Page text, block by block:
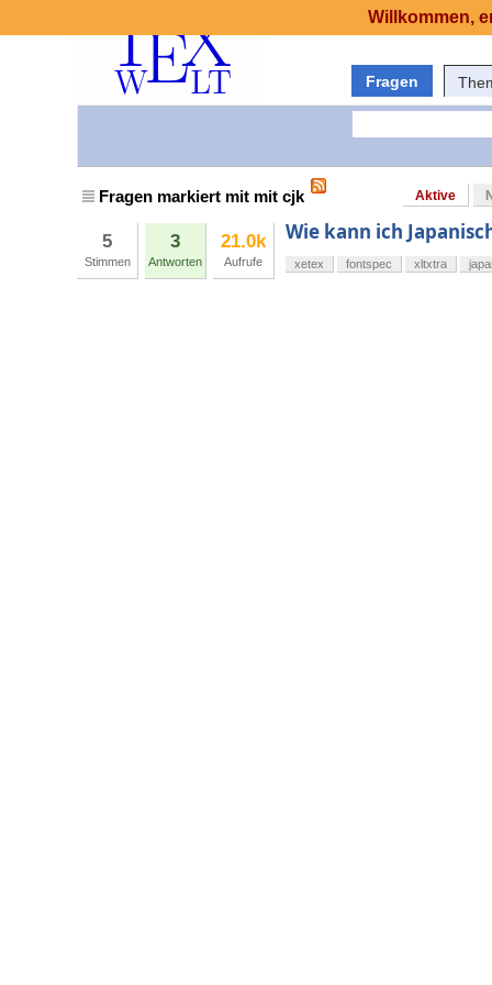
Fragen
Fragen markiert mit mit cjk Aktive
5
Stimmen
3
Antworten
21.0k
Aufrufe
Wie kann ich
xetex fontspec xltxtra
Willkommen,